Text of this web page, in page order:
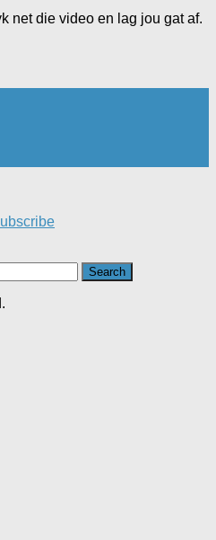
net die video en lag jou gat af.